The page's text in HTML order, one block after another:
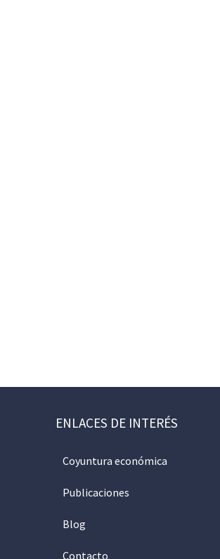
ENLACES DE INTERÉS
Coyuntura económica
Publicaciones
Blog
Contacto